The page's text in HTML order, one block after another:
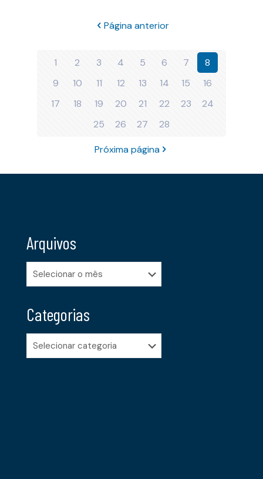
Página anterior
1 2 3 4 5 6 7
8
9
10 11 12 13 14 15
16
17
18 19 20 21 22 23
24
25
26 27 28
Próxima página
Arquivos
Arquivos
Categorias
Categorias